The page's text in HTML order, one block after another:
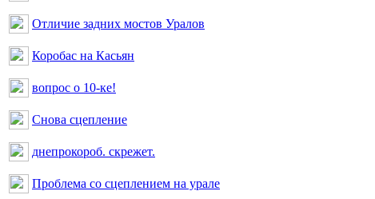
Отличие задних мостов Уралов
Коробас на Касьян
вопрос о 10-ке!
Снова сцепление
днепрокороб. скрежет.
Проблема со сцеплением на урале